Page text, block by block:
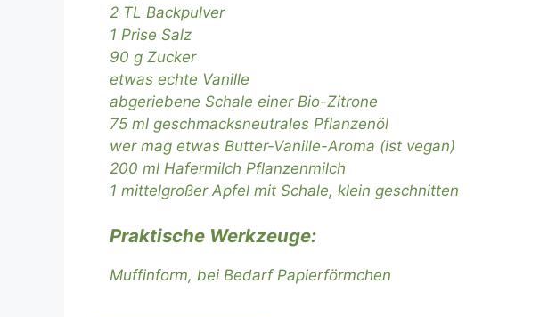
2 TL Backpulver
1 Prise Salz
90 g Zucker
etwas echte Vanille
abgeriebene Schale einer Bio-Zitrone
75 ml geschmacksneutrales Pflanzenöl
wer mag etwas Butter-Vanille-Aroma (ist vegan)
200 ml Hafermilch Pflanzenmilch
1 mittelgroßer Apfel mit Schale, klein geschnitten
Praktische Werkzeuge:
Muffinform, bei Bedarf Papierförmchen